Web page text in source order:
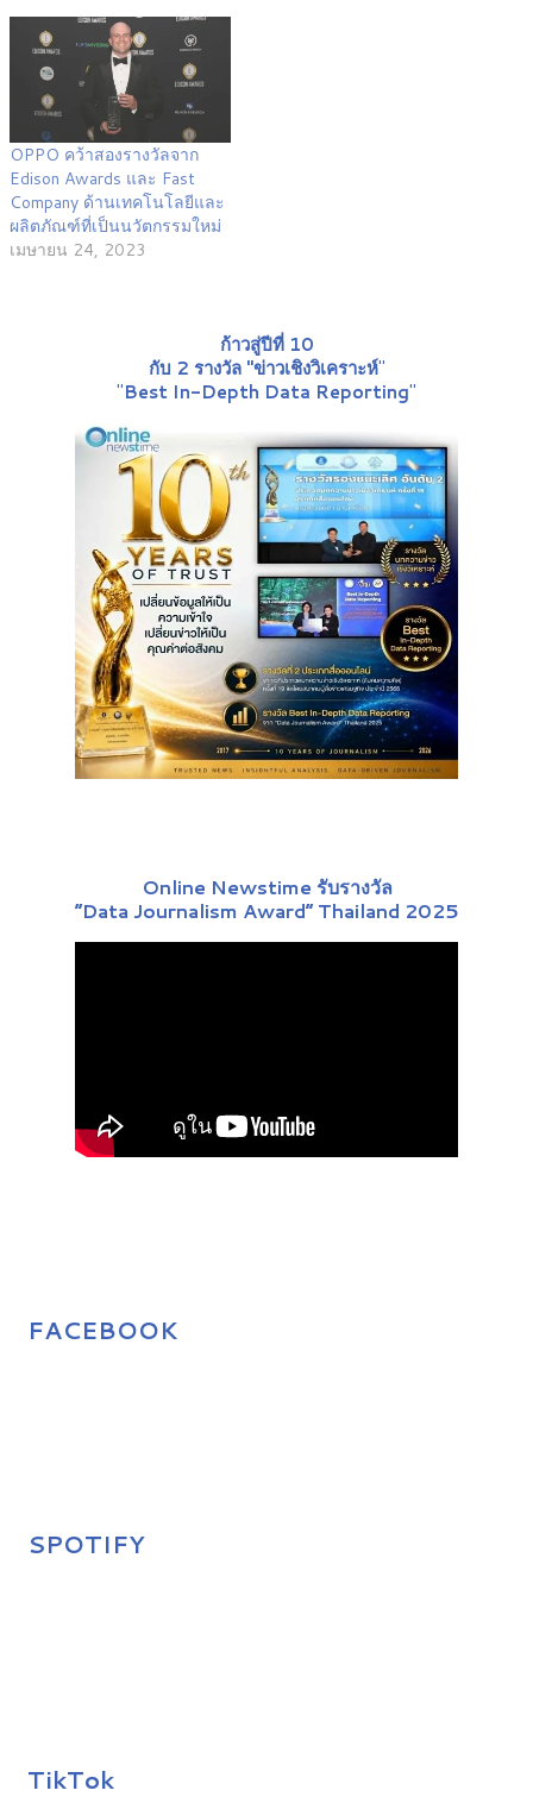
OPPO คว้าสองรางวัลจาก
Edison Awards และ Fast
Company ด้านเทคโนโลยีและ
ผลิตภัณฑ์ที่เป็นนวัตกรรมใหม่
เมษายน 24, 2023
ก้าวสู่ปีที่ 10
กับ 2 รางวัล "ข่าวเชิงวิเคราะห์"
"Best In-Depth Data Reporting"
Online Newstime รับรางวัล
“Data Journalism Award” Thailand 2025
FACEBOOK
SPOTIFY
TikTok